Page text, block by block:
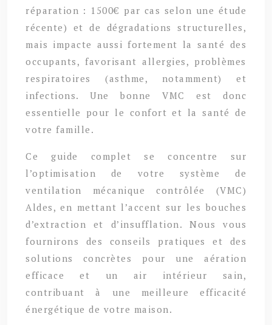
réparation : 1500€ par cas selon une étude
récente) et de dégradations structurelles,
mais impacte aussi fortement la santé des
occupants, favorisant allergies, problèmes
respiratoires (asthme, notamment) et
infections. Une bonne VMC est donc
essentielle pour le confort et la santé de
votre famille.
Ce guide complet se concentre sur
l’optimisation de votre système de
ventilation mécanique contrôlée (VMC)
Aldes, en mettant l’accent sur les bouches
d’extraction et d’insufflation. Nous vous
fournirons des conseils pratiques et des
solutions concrètes pour une aération
efficace et un air intérieur sain,
contribuant à une meilleure efficacité
énergétique de votre maison.